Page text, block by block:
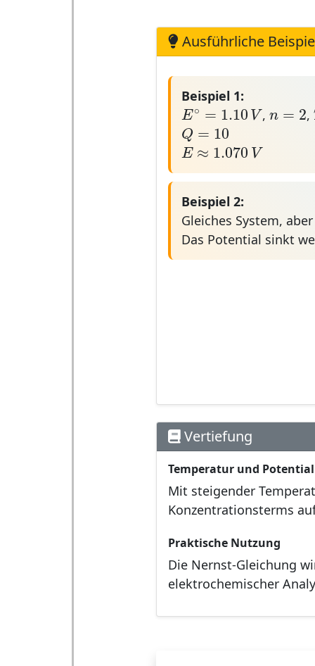
Ausführliche
Beispiel 1:
E∘ = 1.10 V
E∘=1.10V,n = 2
2 ,
Q = 10
Q =10
E ≈ 1.070
E≈1.070V
Beispiel 2:
Gleiches System, aber
Das Potential sinkt
Vertiefung
Temperatur und Potential
Mit steigender
Konzentrationsterms
Praktische Nutzung
Die Nernst-Gleichung
elektrochemischer